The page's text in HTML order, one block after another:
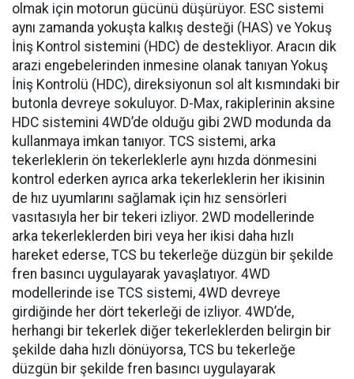
olmak için motorun gücünü düşürüyor. ESC sistemi
aynı zamanda yokuşta kalkış desteği (HAS) ve Yokuş
İniş Kontrol sistemini (HDC) de destekliyor. Aracın dik
arazi engebelerinden inmesine olanak tanıyan Yokuş
İniş Kontrolü (HDC), direksiyonun sol alt kısmındaki bir
butonla devreye sokuluyor. D-Max, rakiplerinin aksine
HDC sistemini 4WD’de olduğu gibi 2WD modunda da
kullanmaya imkan tanıyor. TCS sistemi, arka
tekerleklerin ön tekerleklerle aynı hızda dönmesini
kontrol ederken ayrıca arka tekerleklerin her ikisinin
de hız uyumlarını sağlamak için hız sensörleri
vasıtasıyla her bir tekeri izliyor. 2WD modellerinde
arka tekerleklerden biri veya her ikisi daha hızlı
hareket ederse, TCS bu tekerleğe düzgün bir şekilde
fren basıncı uygulayarak yavaşlatıyor. 4WD
modellerinde ise TCS sistemi, 4WD devreye
girdiğinde her dört tekerleği de izliyor. 4WD’de,
herhangi bir tekerlek diğer tekerleklerden belirgin bir
şekilde daha hızlı dönüyorsa, TCS bu tekerleğe
düzgün bir şekilde fren basıncı uygulayarak